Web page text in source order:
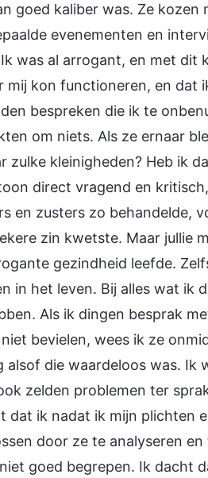
goed kaliber was. Ze kozen
evenementen en
was al arrogant, en met dit
kon functioneren, en dat
bespreken die ik te
om niets. Als ze ernaar
zulke kleinigheden? Heb ik
direct vragend en
en zusters zo behandelde,
zin kwetste. Maar jullie
gezindheid leefde.
in het leven. Bij alles wat ik
Als ik dingen besprak
bevielen, wees ik ze
alsof die waardeloos was. Ik
zelden problemen ter
dat ik nadat ik mijn plichten
door ze te analyseren
goed begrepen. Ik dacht